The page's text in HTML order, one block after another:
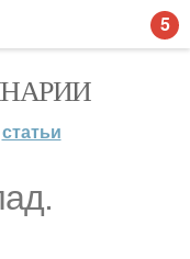
статьи
5